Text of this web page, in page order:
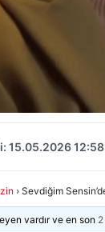
15.05.2026 12:58
› Sevdiğim
vardır ve en son